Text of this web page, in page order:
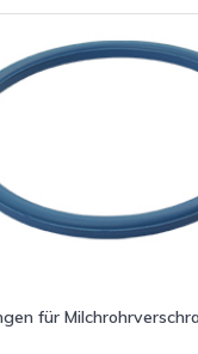
für